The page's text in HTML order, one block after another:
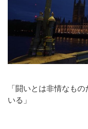
「闘いとは非情なも
いる」